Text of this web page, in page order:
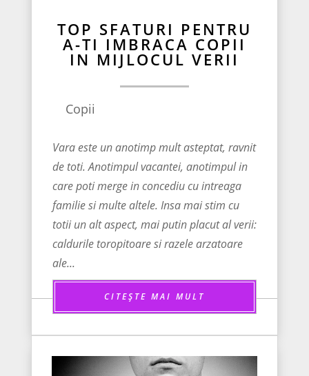
TOP SFATURI PENTRU
A-TI IMBRACA COPII
IN MIJLOCUL VERII
Copii
Vara este un anotimp mult asteptat, ravnit
de toti. Anotimpul vacantei, anotimpul in
care poti merge in concediu cu intreaga
familie si multe altele. Insa mai stim cu
totii un alt aspect, mai putin placut al verii:
caldurile toropitoare si razele arzatoare
ale...
CITEȘTE MAI MULT